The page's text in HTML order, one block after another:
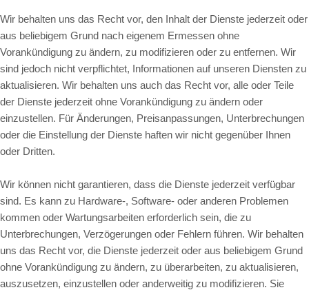
Wir behalten uns das Recht vor, den Inhalt der Dienste jederzeit oder
aus beliebigem Grund nach eigenem Ermessen ohne
Vorankündigung zu ändern, zu modifizieren oder zu entfernen. Wir
sind jedoch nicht verpflichtet, Informationen auf unseren Diensten zu
aktualisieren. Wir behalten uns auch das Recht vor, alle oder Teile
der Dienste jederzeit ohne Vorankündigung zu ändern oder
einzustellen. Für Änderungen, Preisanpassungen, Unterbrechungen
oder die Einstellung der Dienste haften wir nicht gegenüber Ihnen
oder Dritten.
Wir können nicht garantieren, dass die Dienste jederzeit verfügbar
sind. Es kann zu Hardware-, Software- oder anderen Problemen
kommen oder Wartungsarbeiten erforderlich sein, die zu
Unterbrechungen, Verzögerungen oder Fehlern führen. Wir behalten
uns das Recht vor, die Dienste jederzeit oder aus beliebigem Grund
ohne Vorankündigung zu ändern, zu überarbeiten, zu aktualisieren,
auszusetzen, einzustellen oder anderweitig zu modifizieren. Sie